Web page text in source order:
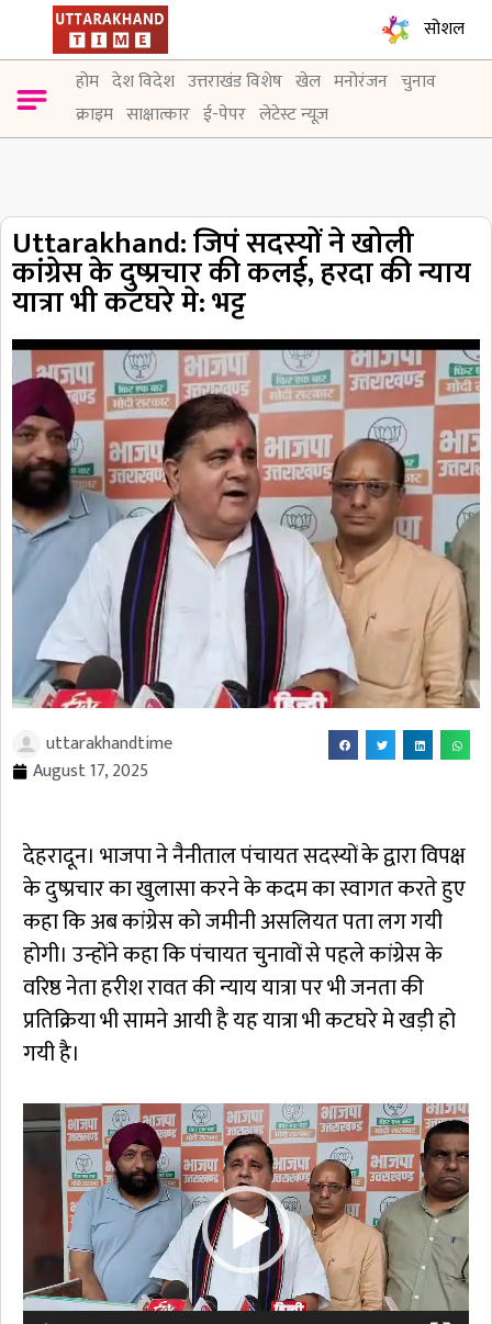
सोशल
होम देश विदेश उत्तराखंड विशेष खेल मनोरंजन चुनाव
क्राइम साक्षात्कार ई-पेपर लेटेस्ट न्यूज़
Uttarakhand: जिपं सदस्यों ने खोली
कांग्रेस के दुष्प्रचार की कलई, हरदा की न्याय
यात्रा भी कटघरे मे: भट्ट
uttarakhandtime
August 17, 2025
देहरादून। भाजपा ने नैनीताल पंचायत सदस्यों के द्वारा विपक्ष
के दुष्प्रचार का खुलासा करने के कदम का स्वागत करते हुए
कहा कि अब कांग्रेस को जमीनी असलियत पता लग गयी
होगी। उन्होंने कहा कि पंचायत चुनावों से पहले कांग्रेस के
वरिष्ठ नेता हरीश रावत की न्याय यात्रा पर भी जनता की
प्रतिक्रिया भी सामने आयी है यह यात्रा भी कटघरे मे खड़ी हो
गयी है।
Video
Player